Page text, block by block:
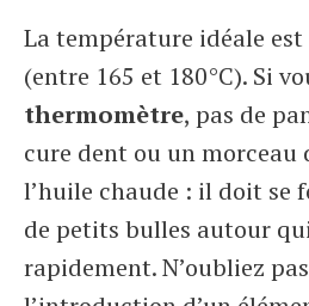
La température idéale est
(entre 165 et 180°C). Si
thermomètre, pas de
cure dent ou un morceau
l’huile chaude : il doit se
de petits bulles autour
rapidement. N’oubliez